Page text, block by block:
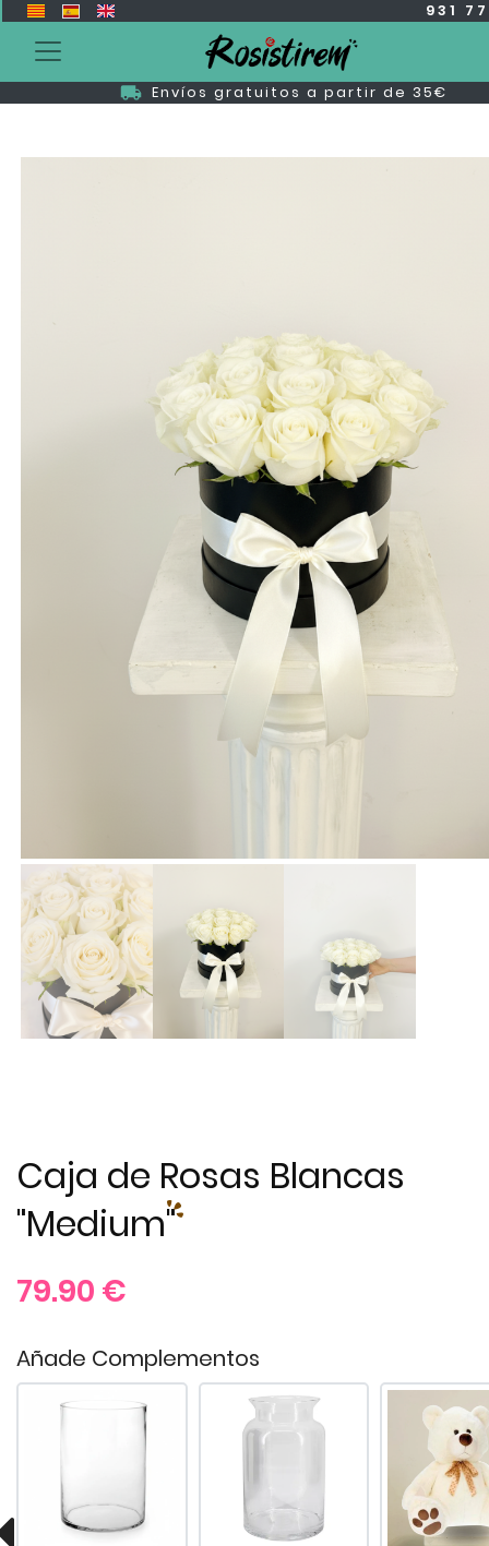
931
Envíos gratuitos a partir de 35€
Caja de Rosas Blancas
"Medium"
79.90 €
Añade Complementos